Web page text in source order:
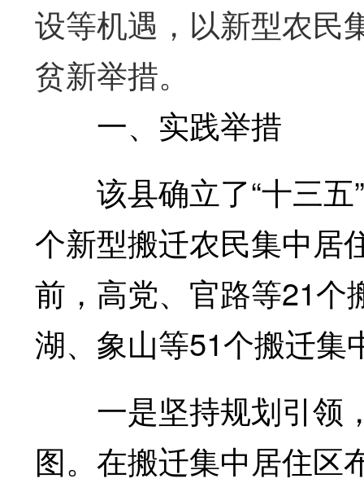
设等机遇，以新型农民
贫新举措。
一、实践举措
该县确立了“十三五”
个新型搬迁农民集中居
前，高党、官路等21个
湖、象山等51个搬迁集
一是坚持规划引领
图。在搬迁集中居住区